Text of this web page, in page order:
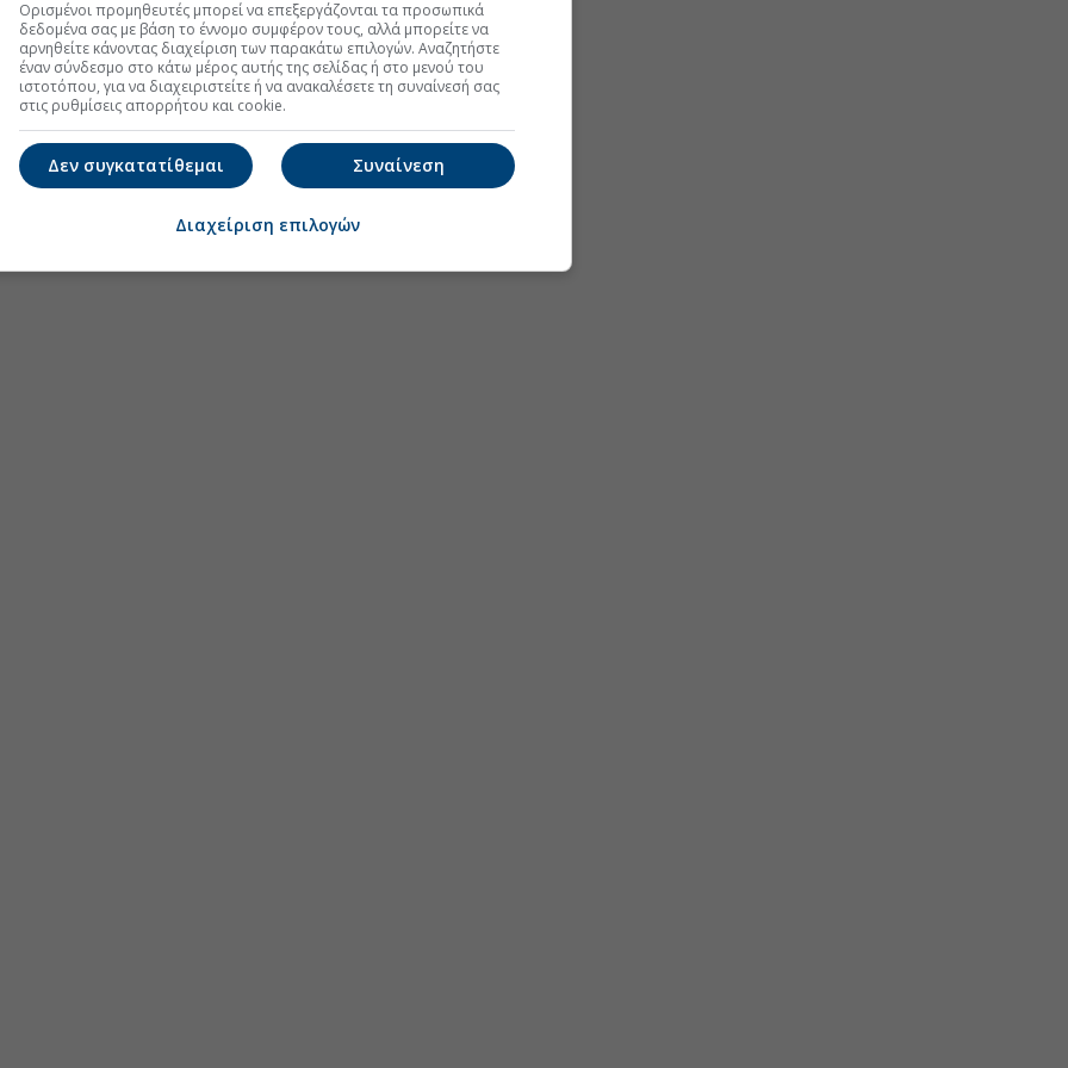
Ορισμένοι προμηθευτές μπορεί να επεξεργάζονται τα προσωπικά
δεδομένα σας με βάση το έννομο συμφέρον τους, αλλά μπορείτε να
αρνηθείτε κάνοντας διαχείριση των παρακάτω επιλογών. Αναζητήστε
έναν σύνδεσμο στο κάτω μέρος αυτής της σελίδας ή στο μενού του
ιστοτόπου, για να διαχειριστείτε ή να ανακαλέσετε τη συναίνεσή σας
στις ρυθμίσεις απορρήτου και cookie.
Συναίνεση
Δεν συγκατατίθεμαι
Διαχείριση επιλογών